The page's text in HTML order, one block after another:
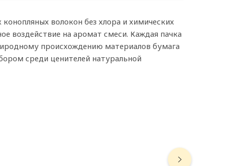
волокон без хлора и химических
воздействие на аромат смеси. Каждая пачка
происхождению материалов бумага
среди ценителей натуральной